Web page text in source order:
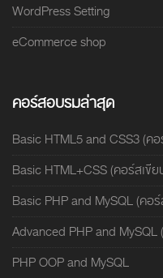
WordPress Setting
eCommerce shop
คอร์สอบรมล่าสุด
Basic HTML5 and CSS3 (ค
Basic HTML+CSS (คอร์สเขี
Basic PHP and MySQL (คอ
Advanced PHP and
PHP OOP and MySQL